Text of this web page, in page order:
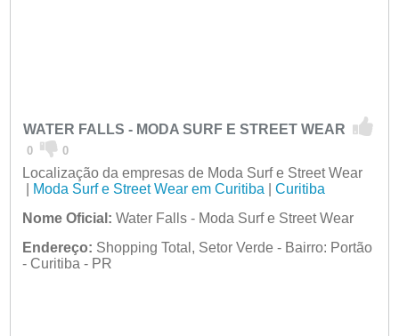
WATER FALLS - MODA SURF E STREET WEAR
0 0
Localização da empresas de Moda Surf e Street Wear
Moda Surf e Street Wear em Curitiba
Curitiba
Nome Oficial: Water Falls - Moda Surf e Street Wear
Endereço: Shopping Total, Setor Verde - Bairro: Portão
- Curitiba - PR